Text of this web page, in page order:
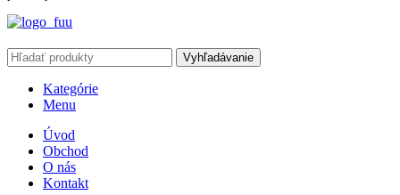
Vyhľadávanie
Kategórie
Menu
Úvod
Obchod
O nás
Kontakt